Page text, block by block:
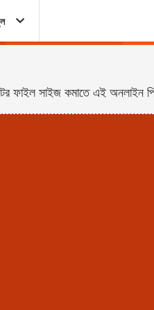
ফাইল সাইজ কমাতে এই অনলাইন